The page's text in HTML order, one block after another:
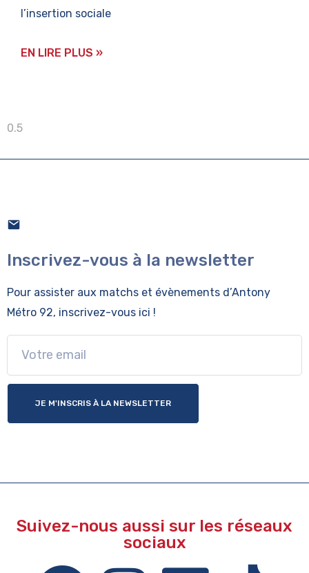
l’insertion sociale
EN LIRE PLUS »
Inscrivez-vous à la newsletter
Pour assister aux matchs et évènements d’Antony
Métro 92, inscrivez-vous ici !
JE M'INSCRIS À LA NEWSLETTER
Suivez-nous aussi sur les réseaux
sociaux